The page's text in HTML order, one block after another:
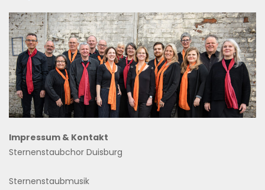
Impressum & Kontakt
Sternenstaubchor Duisburg
Sternenstaubmusik